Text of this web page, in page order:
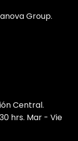
Group.
Central.
hrs. Mar - Vie